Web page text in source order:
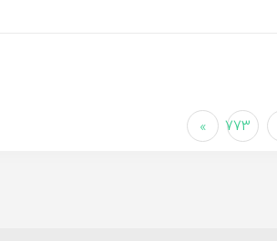
773
»